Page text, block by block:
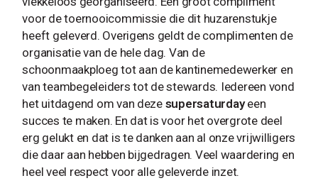
voor de toernooicommissie die dit huzarenstukje
heeft geleverd. Overigens geldt de complimenten de
organisatie van de hele dag. Van de
schoonmaakploeg tot aan de kantinemedewerker en
van teambegeleiders tot de stewards. Iedereen vond
het uitdagend om van deze supersaturdayeen
succes te maken. En dat is voor het overgrote deel
erg gelukt en dat is te danken aan al onze vrijwilligers
die daar aan hebben bijgedragen. Veel waardering en
heel veel respect voor alle geleverde inzet.